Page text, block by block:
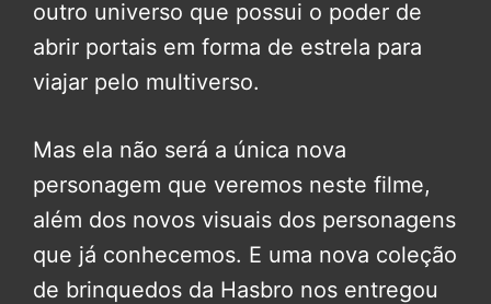
outro universo que possui o poder de
abrir portais em forma de estrela para
viajar pelo multiverso.
Mas ela não será a única nova
personagem que veremos neste filme,
além dos novos visuais dos personagens
que já conhecemos. E uma nova coleção
de brinquedos da Hasbro nos entregou